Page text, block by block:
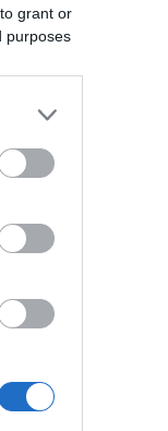
grant or
purposes
50